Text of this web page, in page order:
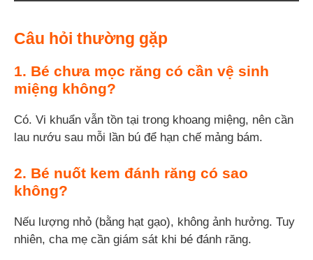
Câu hỏi thường gặp
1. Bé chưa mọc răng có cần vệ sinh
miệng không?
Có. Vi khuẩn vẫn tồn tại trong khoang miệng, nên cần
lau nướu sau mỗi lần bú để hạn chế mảng bám.
2. Bé nuốt kem đánh răng có sao
không?
Nếu lượng nhỏ (bằng hạt gạo), không ảnh hưởng. Tuy
nhiên, cha mẹ cần giám sát khi bé đánh răng.